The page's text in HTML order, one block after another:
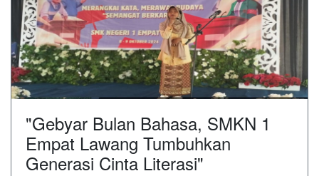
"Gebyar Bulan Bahasa, SMKN 1
Empat Lawang Tumbuhkan
Generasi Cinta Literasi"